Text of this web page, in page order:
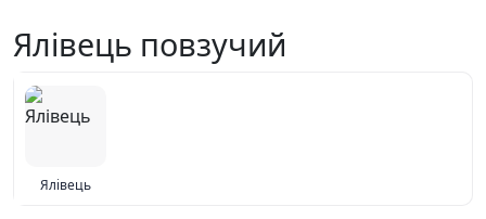
Ялівець повзучий
Ялівець